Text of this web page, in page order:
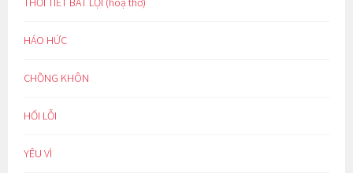
HÁO HỨC
CHỒNG KHÔN
HỐI LỖI
YÊU VÌ